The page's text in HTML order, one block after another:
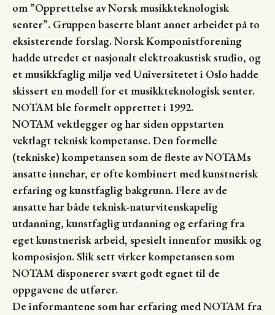
om ”Opprettelse av Norsk musikkteknologisk
senter”. Gruppen baserte blant annet arbeidet på to
eksisterende forslag. Norsk Komponistforening
hadde utredet et nasjonalt elektroakustisk studio, og
et musikkfaglig miljø ved Universitetet i Oslo hadde
skissert en modell for et musikkteknologisk senter.
NOTAM ble formelt opprettet i 1992.
NOTAM vektlegger og har siden oppstarten
vektlagt teknisk kompetanse. Den formelle
(tekniske) kompetansen som de fleste av NOTAMs
ansatte innehar, er ofte kombinert med kunstnerisk
erfaring og kunstfaglig bakgrunn. Flere av de
ansatte har både teknisk-naturvitenskapelig
utdanning, kunstfaglig utdanning og erfaring fra
eget kunstnerisk arbeid, spesielt innenfor musikk og
komposisjon. Slik sett virker kompetansen som
NOTAM disponerer svært godt egnet til de
oppgavene de utfører.
De informantene som har erfaring med NOTAM fra